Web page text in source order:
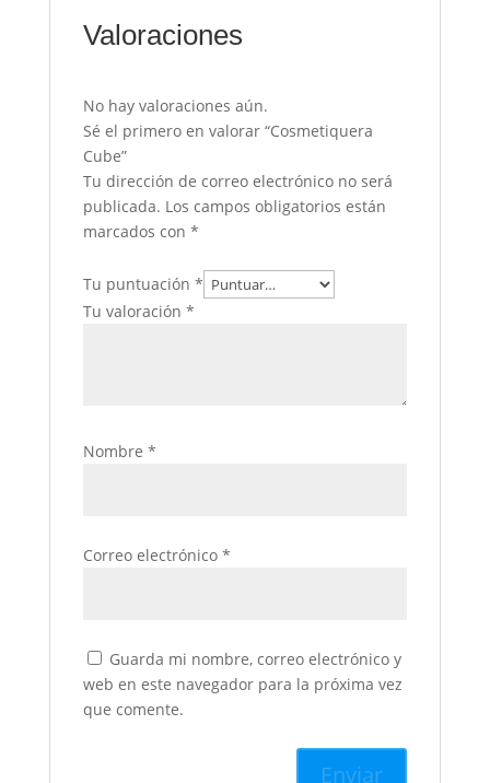
Valoraciones
No hay valoraciones aún.
Sé el primero en valorar “Cosmetiquera
Cube”
Tu dirección de correo electrónico no será
publicada. Los campos obligatorios están
marcados con *
Tu puntuación *
Tu valoración *
Nombre *
Correo electrónico *
Guarda mi nombre, correo electrónico y
web en este navegador para la próxima vez
que comente.